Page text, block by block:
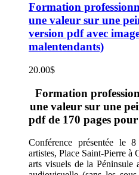
Formation
une valeur sur une
version pdf avec
malentendants)
20.00$
Formation
une valeur sur une
pdf de 170 pages
Conférence présentée le
artistes, Place Saint-Pierre à
arts visuels de la Péninsule